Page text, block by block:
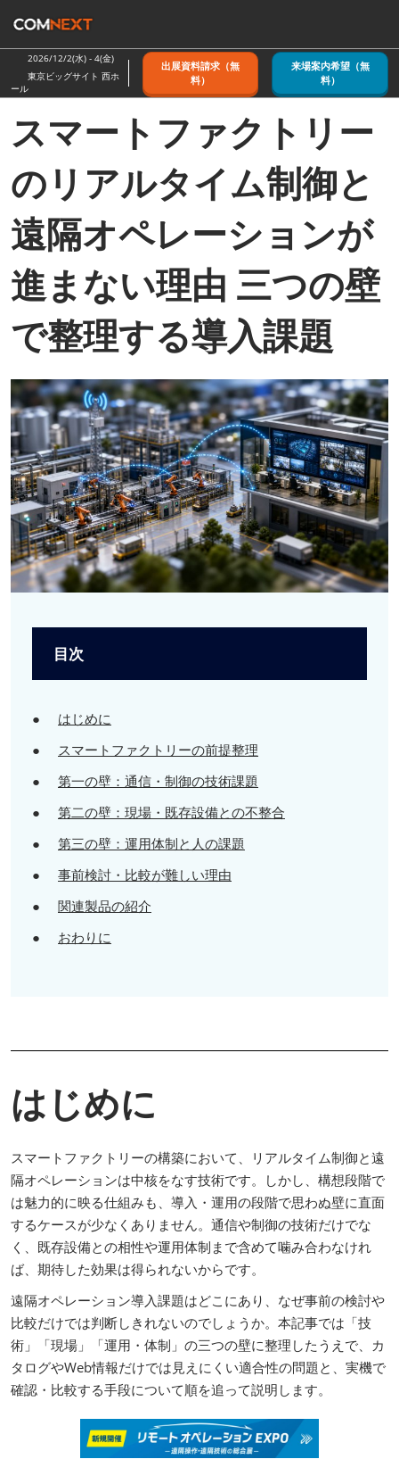
キ
ッ
し
て
進
2026/12/2(水) - 4(金)
東京ビッグサイト 西ホ
ール
出展資料請求（無
料）
来場案内希望（無
料）
スマートファクトリー
のリアルタイム制御と
遠隔オペレーションが
進まない理由 三つの壁
で整理する導入課題
目次
● はじめに
● スマートファクトリーの前提整理
● 第一の壁：通信・制御の技術課題
● 第二の壁：現場・既存設備との不整合
● 第三の壁：運用体制と人の課題
● 事前検討・比較が難しい理由
● 関連製品の紹介
● おわりに
はじめに
スマートファクトリーの構築において、リアルタイム制御と遠
隔オペレーションは中核をなす技術です。しかし、構想段階で
は魅力的に映る仕組みも、導入・運用の段階で思わぬ壁に直面
するケースが少なくありません。通信や制御の技術だけでな
く、既存設備との相性や運用体制まで含めて噛み合わなけれ
ば、期待した効果は得られないからです。
遠隔オペレーション導入課題はどこにあり、なぜ事前の検討や
比較だけでは判断しきれないのでしょうか。本記事では「技
術」「現場」「運用・体制」の三つの壁に整理したうえで、カ
タログやWeb情報だけでは見えにくい適合性の問題と、実機で
確認・比較する手段について順を追って説明します。